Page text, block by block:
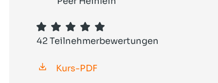
Snort, Acid & Co.
OpenTalk - Videokonferenzen
OpenCloud - Filemanagement
42 Teilnehmerbewertungen
Kurs-PDF